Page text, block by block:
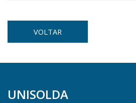
VOLTAR
UNISOLDA